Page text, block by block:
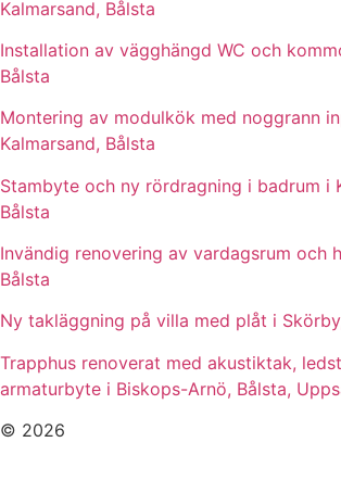
Kalmarsand, Bålsta
Installation av vägghängd WC och
Bålsta
Montering av modulkök med noggrann
Kalmarsand, Bålsta
Stambyte och ny rördragning i badrum i
Bålsta
Invändig renovering av vardagsrum och
Bålsta
Ny takläggning på villa med plåt i
Trapphus renoverat med akustiktak,
armaturbyte i Biskops-Arnö, Bålsta,
© 2026